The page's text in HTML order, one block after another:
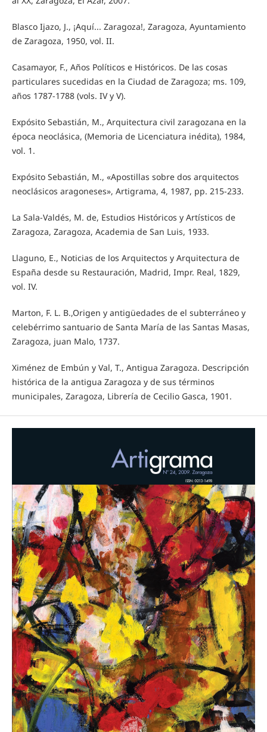
Blasco Ijazo, J., ¡Aquí... Zaragoza!, Zaragoza, Ayuntamiento
de Zaragoza, 1950, vol. II.
Casamayor, F., Años Políticos e Históricos. De las cosas
particulares sucedidas en la Ciudad de Zaragoza; ms. 109,
años 1787-1788 (vols. IV y V).
Expósito Sebastián, M., Arquitectura civil zaragozana en la
época neoclásica, (Memoria de Licenciatura inédita), 1984,
vol. 1.
Expósito Sebastián, M., «Apostillas sobre dos arquitectos
neoclásicos aragoneses», Artigrama, 4, 1987, pp. 215-233.
La Sala-Valdés, M. de, Estudios Históricos y Artísticos de
Zaragoza, Zaragoza, Academia de San Luis, 1933.
Llaguno, E., Noticias de los Arquitectos y Arquitectura de
España desde su Restauración, Madrid, Impr. Real, 1829,
vol. IV.
Marton, F. L. B.,Origen y antigüedades de el subterráneo y
celebérrimo santuario de Santa María de las Santas Masas,
Zaragoza, juan Malo, 1737.
Ximénez de Embún y Val, T., Antigua Zaragoza. Descripción
histórica de la antigua Zaragoza y de sus términos
municipales, Zaragoza, Librería de Cecilio Gasca, 1901.